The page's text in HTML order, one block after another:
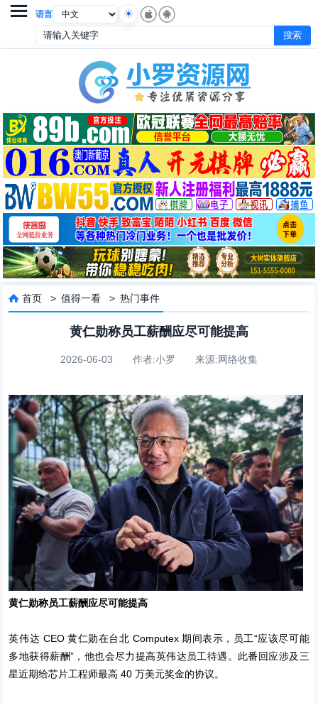
语言

 首页 >值得一看 >热门事件
黄仁勋称员工薪酬应尽可能提高
2026-06-03 作者:小罗 来源:网络收集
黄仁勋称员工薪酬应尽可能提高
英伟达 CEO 黄仁勋在台北 Computex 期间表示，员工“应该尽可能
多地获得薪酬”，他也会尽力提高英伟达员工待遇。此番回应涉及三
星近期给芯片工程师最高 40 万美元奖金的协议。